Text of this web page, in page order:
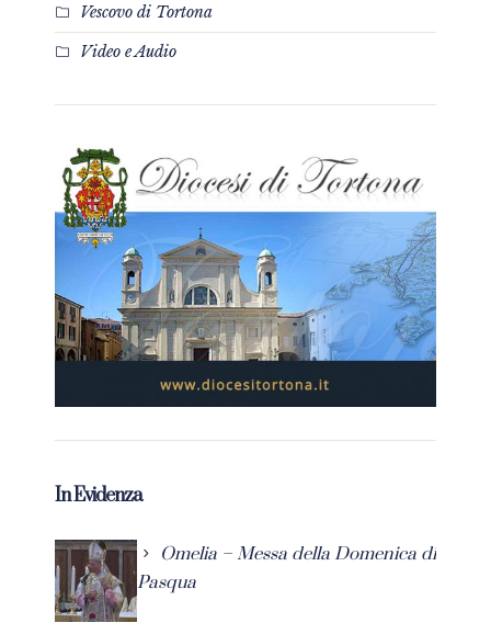
Vescovo di Tortona
Video e Audio
In Evidenza
Omelia – Messa della Domenica di
Pasqua